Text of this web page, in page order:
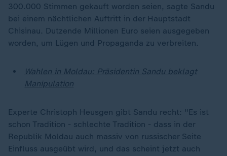
300.000 Stimmen gekauft worden seien, sagte Sandu
bei einem nächtlichen Auftritt in der Hauptstadt
Chisinau. Dutzende Millionen Euro seien ausgegeben
worden, um Lügen und Propaganda zu verbreiten.
Wahlen in Moldau: Präsidentin Sandu beklagt
Manipulation
Experte Christoph Heusgen gibt Sandu recht: "Es ist
schon Tradition - schlechte Tradition - dass in der
Republik Moldau auch massiv von russischer Seite
Einfluss ausgeübt wird, und das scheint jetzt auch